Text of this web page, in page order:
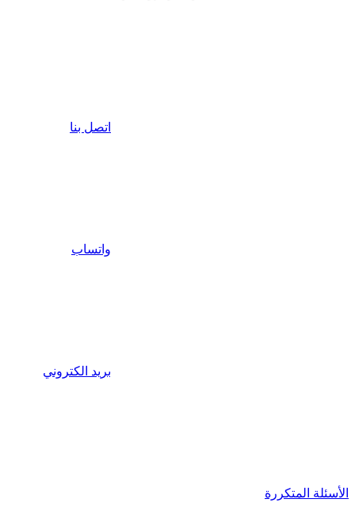
اتصل بنا
واتساب
بريد الكتروني
الأسئلة المتكررة